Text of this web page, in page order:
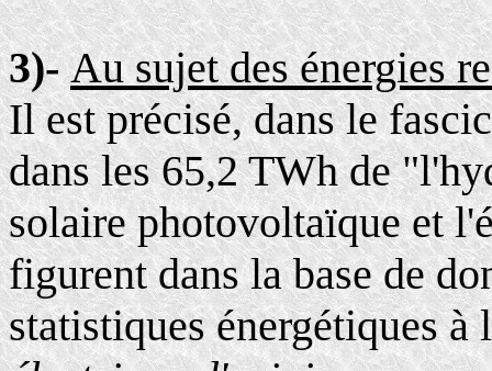
3)-Au sujet des énergies
Il est précisé, dans le
dans les 65,2 TWh de
solaire photovoltaïque et
figurent dans la base de
statistiques énergétiques